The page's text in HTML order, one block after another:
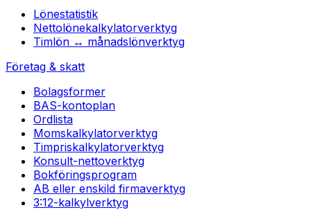
Lönestatistik
Nettolönekalkylatorverktyg
Timlön ↔ månadslönverktyg
Företag & skatt
Bolagsformer
BAS-kontoplan
Ordlista
Momskalkylatorverktyg
Timpriskalkylatorverktyg
Konsult-nettoverktyg
Bokföringsprogram
AB eller enskild firmaverktyg
3:12-kalkylverktyg